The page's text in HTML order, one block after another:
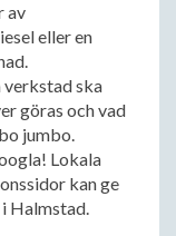
av
eller en
verkstad ska
göras och vad
jumbo.
Lokala
kan ge
Halmstad.